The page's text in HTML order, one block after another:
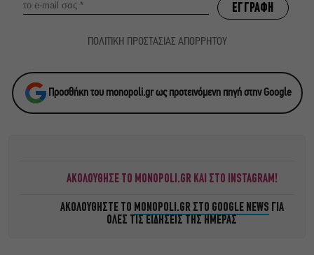
ΠΟΛΙΤΙΚΗ ΠΡΟΣΤΑΣΙΑΣ ΑΠΟΡΡΗΤΟΥ
Προσθήκη του monopoli.gr ως προτεινόμενη πηγή στην Google
ΑΚΟΛΟΥΘΗΣΕ ΤΟ MONOPOLI.GR ΚΑΙ ΣΤΟ INSTAGRAM!
ΑΚΟΛΟΥΘΗΣΤΕ ΤΟ MONOPOLI.GR ΣΤΟ GOOGLE NEWS ΓΙΑ
ΟΛΕΣ ΤΙΣ ΕΙΔΗΣΕΙΣ ΤΗΣ ΗΜΕΡΑΣ